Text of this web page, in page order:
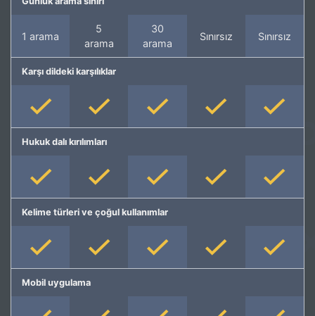
1 arama
5
arama
30
arama
Sınırsız Sınırsız
Karşı dildeki karşılıklar
Hukuk dalı kırılımları
Kelime türleri ve çoğul kullanımlar
Mobil uygulama